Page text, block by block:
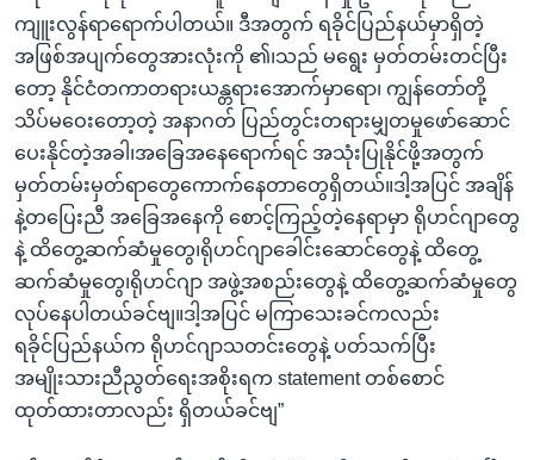
ကျူးလွန်ရာရောက်ပါတယ်။ ဒီအတွက် ရခိုင်ပြည်နယ်မှာရှိတဲ့
အဖြစ်အပျက်တွေအားလုံးကို ၏၊သည် မရွေး မှတ်တမ်းတင်ပြီး
တော့ နိုင်ငံတကာတရားယန္တရားအောက်မှာရော၊ ကျွန်တော်တို့
သိပ်မဝေးတော့တဲ့ အနာဂတ် ပြည်တွင်းတရားမျှတမှုဖော်ဆောင်
ပေးနိုင်တဲ့အခါ၊အခြေအနေရောက်ရင် အသုံးပြုနိုင်ဖို့အတွက်
မှတ်တမ်းမှတ်ရာတွေကောက်နေတာတွေရှိတယ်။ဒါ့အပြင် အချိန်
နဲ့တပြေးညီ အခြေအနေကို စောင့်ကြည့်တဲ့နေရာမှာ ရိုဟင်ဂျာတွေ
နဲ့ ထိတွေ့ဆက်ဆံမှုတွေ၊ရိုဟင်ဂျာခေါင်းဆောင်တွေနဲ့ ထိတွေ့
ဆက်ဆံမှုတွေ၊ရိုဟင်ဂျာ အဖွဲ့အစည်းတွေနဲ့ ထိတွေ့ဆက်ဆံမှုတွေ
လုပ်နေပါတယ်ခင်ဗျ။ဒါ့အပြင် မကြာသေးခင်ကလည်း
ရခိုင်ပြည်နယ်က ရိုဟင်ဂျာသတင်းတွေနဲ့ ပတ်သက်ပြီး
အမျိုးသားညီညွတ်ရေးအစိုးရက statement တစ်စောင်
ထုတ်ထားတာလည်း ရှိတယ်ခင်ဗျ”